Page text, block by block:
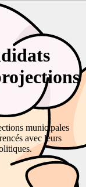
municipales
avec leurs